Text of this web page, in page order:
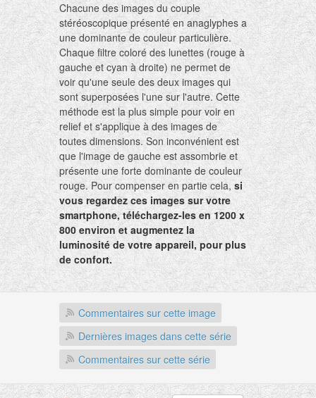
Chacune des images du couple
stéréoscopique présenté en anaglyphes a
une dominante de couleur particulière.
Chaque filtre coloré des lunettes (rouge à
gauche et cyan à droite) ne permet de
voir qu'une seule des deux images qui
sont superposées l'une sur l'autre. Cette
méthode est la plus simple pour voir en
relief et s'applique à des images de
toutes dimensions. Son inconvénient est
que l'image de gauche est assombrie et
présente une forte dominante de couleur
rouge. Pour compenser en partie cela, si
vous regardez ces images sur votre
smartphone, téléchargez-les en 1200 x
800 environ et augmentez la
luminosité de votre appareil, pour plus
de confort.
Commentaires sur cette image
Dernières images dans cette série
Commentaires sur cette série